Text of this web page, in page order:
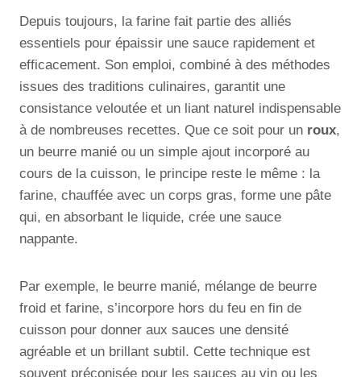
Depuis toujours, la farine fait partie des alliés
essentiels pour épaissir une sauce rapidement et
efficacement. Son emploi, combiné à des méthodes
issues des traditions culinaires, garantit une
consistance veloutée et un liant naturel indispensable
à de nombreuses recettes. Que ce soit pour un roux,
un beurre manié ou un simple ajout incorporé au
cours de la cuisson, le principe reste le même : la
farine, chauffée avec un corps gras, forme une pâte
qui, en absorbant le liquide, crée une sauce
nappante.
Par exemple, le beurre manié, mélange de beurre
froid et farine, s’incorpore hors du feu en fin de
cuisson pour donner aux sauces une densité
agréable et un brillant subtil. Cette technique est
souvent préconisée pour les sauces au vin ou les